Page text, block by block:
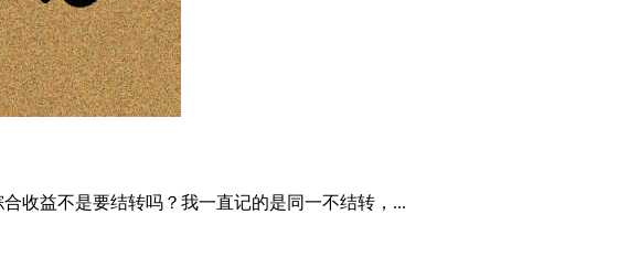
收益不是要结转吗？我一直记的是同一不结转，...